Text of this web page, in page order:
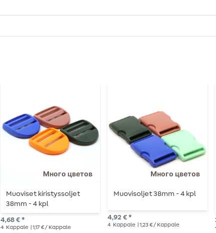
Много цветов
Muoviset kiristyssoljet
38mm - 4 kpl
4,68 € *
4 Kappale | 1,17 € / Kappale
Много цветов
Muovisoljet 38mm - 4 kpl
4,92 € *
4 Kappale | 1,23 € / Kappale